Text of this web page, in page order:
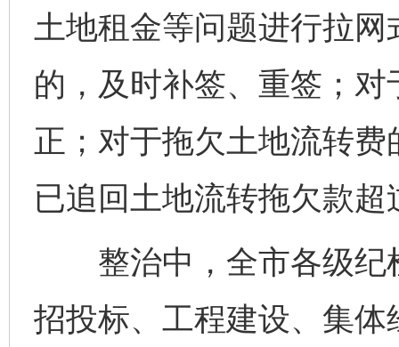
土地租金等问题进行拉
的，及时补签、重签；
正；对于拖欠土地流转
已追回土地流转拖欠款超
整治中，全市各级纪
招投标、工程建设、集